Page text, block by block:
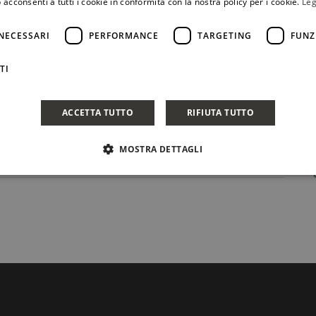
PERFORMANCE TARGETING
ACCETTA TUTTO RIFIUTA TUTTO
MOSTRA DETTAGLI